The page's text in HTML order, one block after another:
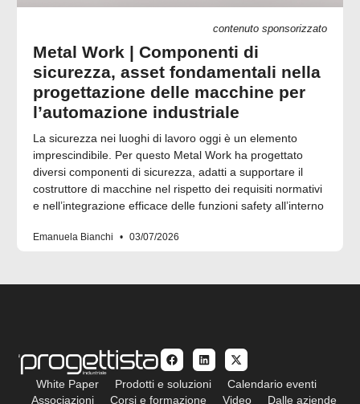
contenuto sponsorizzato
Metal Work | Componenti di
sicurezza, asset fondamentali nella
progettazione delle macchine per
l’automazione industriale
La sicurezza nei luoghi di lavoro oggi è un elemento
imprescindibile. Per questo Metal Work ha progettato
diversi componenti di sicurezza, adatti a supportare il
costruttore di macchine nel rispetto dei requisiti normativi
e nell’integrazione efficace delle funzioni safety all’interno
Emanuela Bianchi 03/07/2026
White Paper Prodotti e soluzioni
Calendario eventi
Associazioni
Corsi e formazione Video Dalle aziende